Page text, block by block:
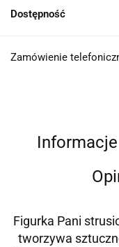
Dostępność
Zamówienie
Figurka Pani
tworzywa